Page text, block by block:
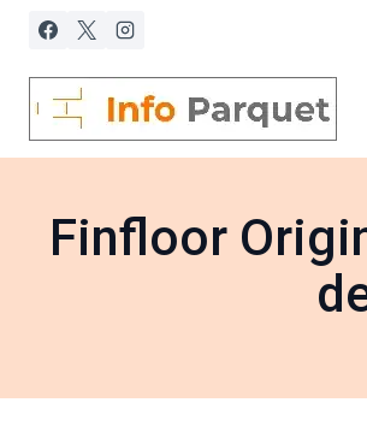
Saltar
contenido
Finfloor